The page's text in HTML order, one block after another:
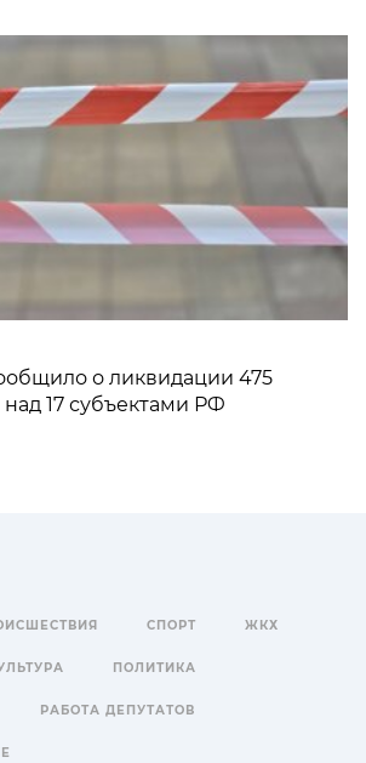
о ликвидации 475
17 субъектами РФ
СПОРТ ЖКХ
ПОЛИТИКА
РАБОТА ДЕПУТАТОВ